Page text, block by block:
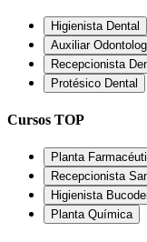
Higienista Dental
Auxiliar
Recepcionista
Protésico Dental
Cursos TOP
Planta
Recepcionista
Higienista
Planta Química